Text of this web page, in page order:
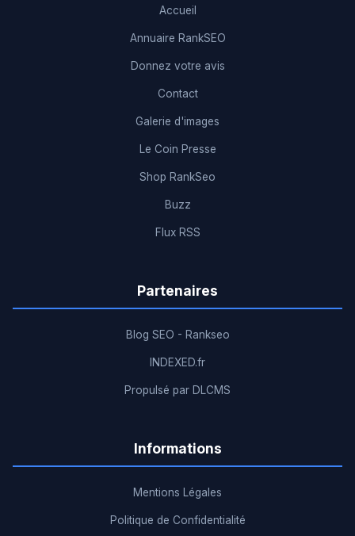
Accueil
Annuaire RankSEO
Donnez votre avis
Contact
Galerie d'images
Le Coin Presse
Shop RankSeo
Buzz
Flux RSS
Partenaires
Blog SEO - Rankseo
INDEXED.fr
Propulsé par DLCMS
Informations
Mentions Légales
Politique de Confidentialité